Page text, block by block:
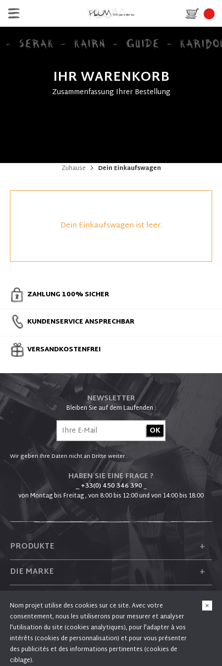
IHR WARENKORB
Zusammenfassung Ihrer Bestellung
Zuhause Dein Einkaufswagen
Dein Einkaufswagen ist leer.
ZAHLUNG 100% SICHER
KUNDENSERVICE ANSPRECHBAR
VERSANDKOSTENFREI
NEWSLETTER
Bleiben Sie auf dem Laufenden :
Wir geben Ihre Daten nicht an Dritte weiter .
HABEN SIE EINE FRAGE ?
_ +33(0) 450 346 390_
von Montag bis Freitag , von 8:00 bis 12:00 und von 14:00 bis 18:00
PRODUKTE +
DIE MARKE +
+
FOLGEN SIE UNS
Nom projet utilise des cookies sur ce site. Avec votre
consentement, nous les utiliserons pour mesurer et analyser
l'utilisation du site (cookies analytiques), pour l'adapter à vos
intérêts (cookies de personnalisation) et pour vous présenter
des publicités et des informations pertinentes (cookies de
ciblage).